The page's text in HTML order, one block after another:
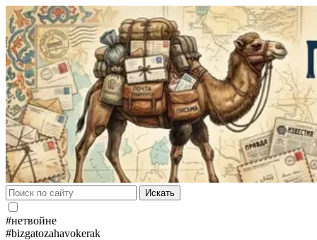
Искать
#нетвойне
#bizgatozahavokerak